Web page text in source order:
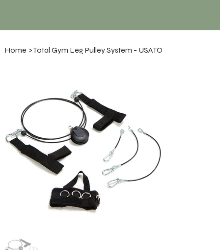
Home >Total Gym Leg Pulley System - USATO